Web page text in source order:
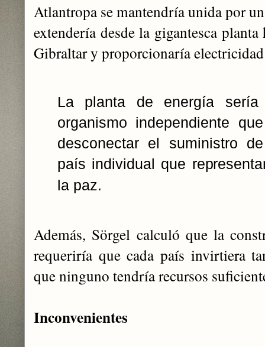
Atlantropa se mantendría unida por
extendería desde la gigantesca
Gibraltar y proporcionaría
La planta de energía sería
organismo independiente
desconectar el suministro
país individual que
la paz.
Además, Sörgel calculó que la
requeriría que cada país invirtiera
que ninguno tendría recursos
Inconvenientes